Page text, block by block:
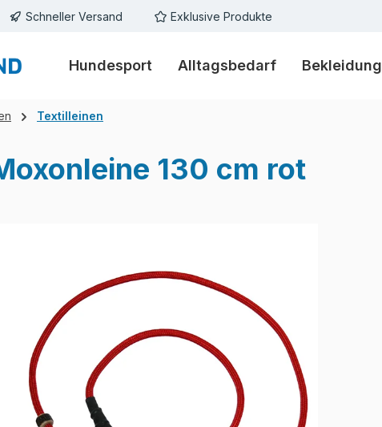
Schneller Versand Exklusive Produkte
Hundesport Alltagsbedarf Bekleidung
Textilleinen
130 cm rot